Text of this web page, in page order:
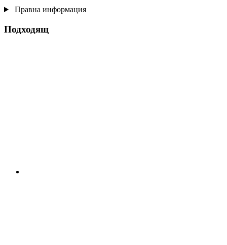
Правна информация
Подходящ